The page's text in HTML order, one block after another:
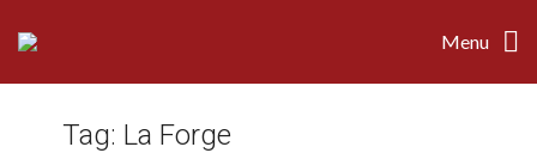
Menu
Tag: La Forge